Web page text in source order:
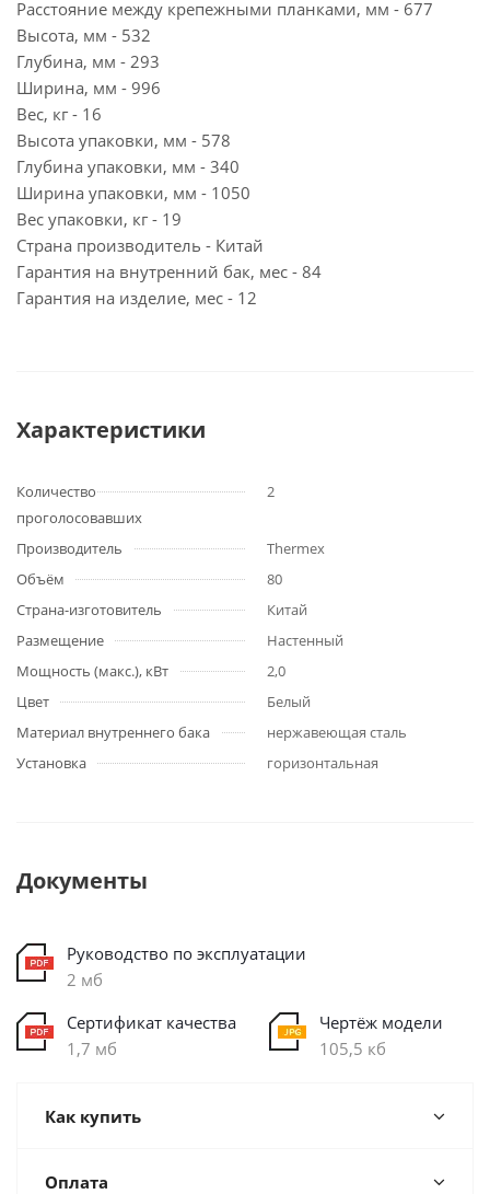
Расстояние между крепежными планками, мм - 677
Высота, мм - 532
Глубина, мм - 293
Ширина, мм - 996
Вес, кг - 16
Высота упаковки, мм - 578
Глубина упаковки, мм - 340
Ширина упаковки, мм - 1050
Вес упаковки, кг - 19
Страна производитель - Китай
Гарантия на внутренний бак, мес - 84
Гарантия на изделие, мес - 12
Характеристики
Количество
проголосовавших
2
Производитель
Thermex
Объём
80
Страна-изготовитель
Китай
Размещение
Настенный
Мощность (макс.), кВт
2,0
Цвет
Белый
Материал внутреннего бака
нержавеющая сталь
Установка
горизонтальная
Документы
Руководство по эксплуатации
2 мб
Сертификат качества
1,7 мб
Чертёж модели
105,5 кб
Как купить
Оплата